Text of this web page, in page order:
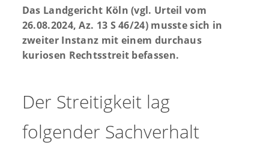
Das Landgericht Köln (vgl. Urteil vom
26.08.2024, Az. 13 S 46/24) musste sich in
zweiter Instanz mit einem durchaus
kuriosen Rechtsstreit befassen.
Der Streitigkeit lag
folgender Sachverhalt